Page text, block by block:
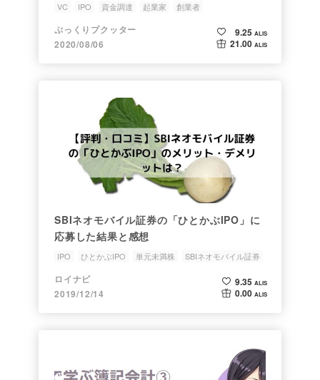
VC IPO 資金調達 起業家 創業者
ぷっくりプクッター
2020/08/06
9.25 ALIS
21.00 ALIS
SBIネオモバイル証券の「ひとかぶIPO」に
応募した結果と感想
IPO ひとかぶIPO 単元未満株 SBIネオモバイル証券
ロイナビ
2019/12/14
9.35 ALIS
0.00 ALIS